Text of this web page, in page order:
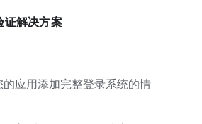
证解决方案
应用添加完整登录系统的情